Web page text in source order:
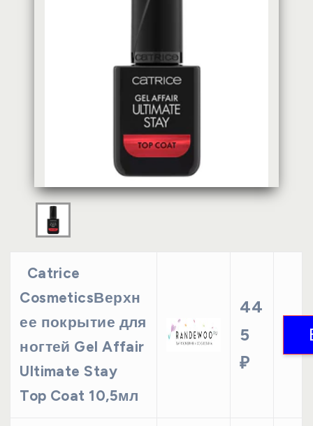
Catrice
CosmeticsВерхн
ее покрытие для
ногтей Gel Affair
Ultimate Stay
Top Coat 10,5мл
44
5
₽